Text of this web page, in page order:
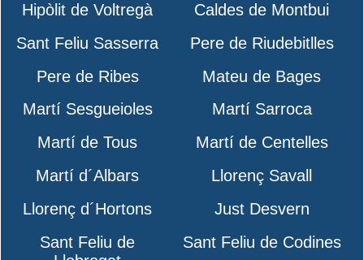
Hipòlit de Voltregà
Caldes de Montbui
Sant Feliu Sasserra
Pere de Riudebitlles
Pere de Ribes
Mateu de Bages
Martí Sesgueioles
Martí Sarroca
Martí de Tous
Martí de Centelles
Martí d´Albars
Llorenç Savall
Llorenç d´Hortons
Just Desvern
Sant Feliu de
Sant Feliu de Codines